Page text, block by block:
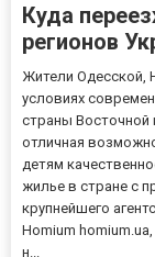
Куда
регионов
Жители Одесской,
условиях
страны Восточной
отличная
детям
жилье в стране с
крупнейшего
Homium
н...